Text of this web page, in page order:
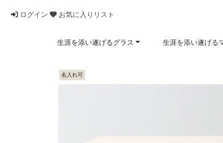
ログイン お気に入りリスト
生涯を添い遂げるグラス 生涯を添い遂げる
名入れ可